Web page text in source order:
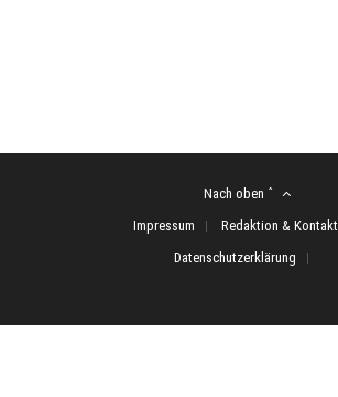
Nach oben ˆ
Impressum
Redaktion & Kontakt
Datenschutzerklärung